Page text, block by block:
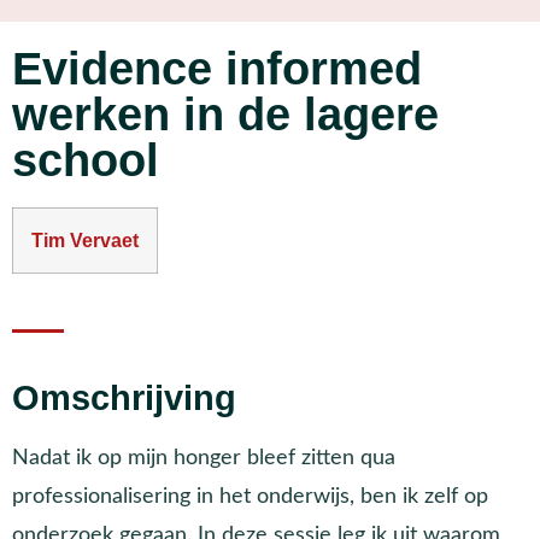
Evidence informed
werken in de lagere
school
Tim Vervaet
Omschrijving
Nadat ik op mijn honger bleef zitten qua
professionalisering in het onderwijs, ben ik zelf op